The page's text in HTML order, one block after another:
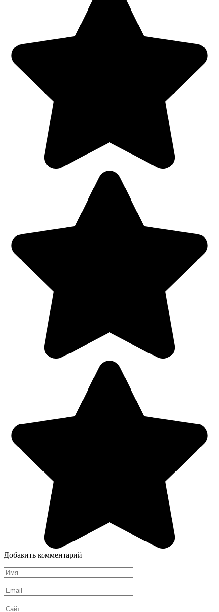
Добавить комментарий
Имя
*
Email
*
Сайт